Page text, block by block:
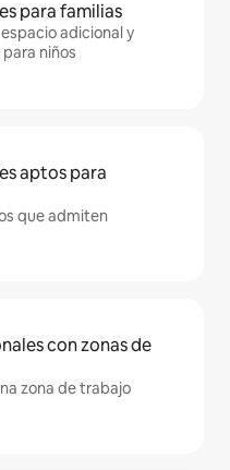
para familias
adicional y
niños
aptos para
que admiten
con zonas de
zona de trabajo